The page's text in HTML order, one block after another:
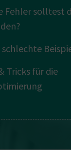
Fehler solltest
Tricks für die